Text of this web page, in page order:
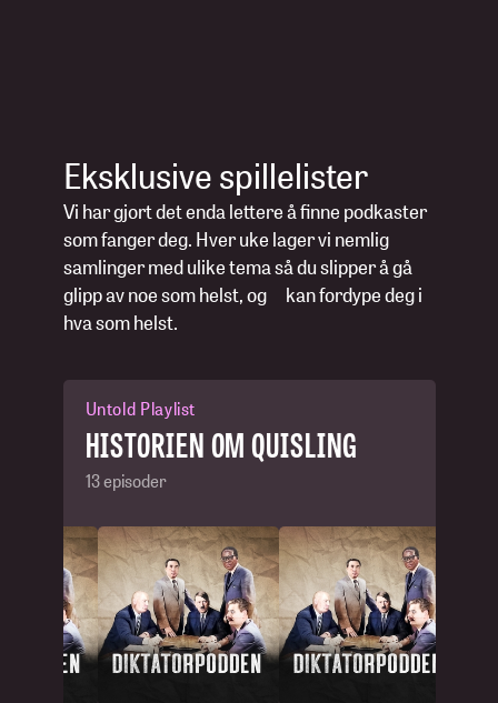
Eksklusive spillelister
Vi har gjort det enda lettere å finne podkaster
som fanger deg. Hver uke lager vi nemlig
samlinger med ulike tema så du slipper å gå
glipp av noe som helst, og kan fordype deg i
hva som helst.
Untold Playlist
HISTORIEN OM QUISLING
13 episoder